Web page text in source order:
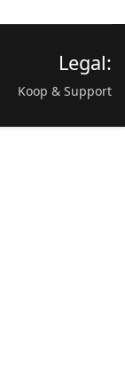
Legal:
Koop & Support